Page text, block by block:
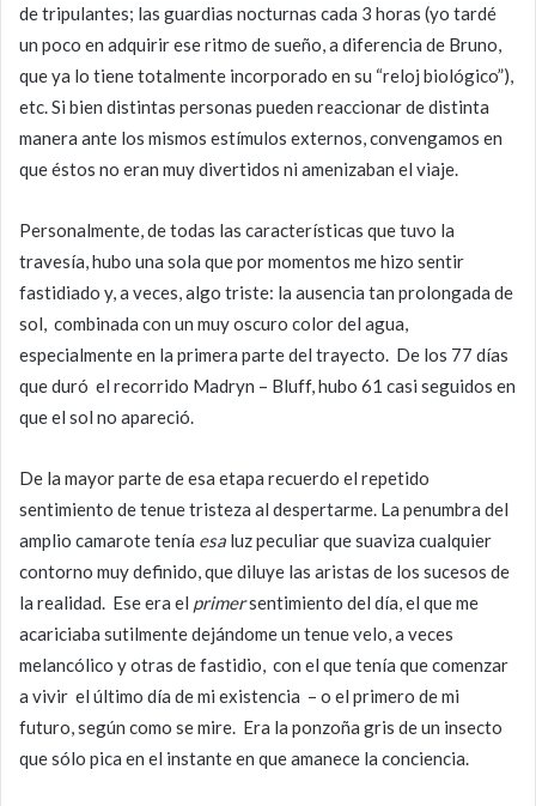
de tripulantes; las guardias nocturnas cada 3 horas (yo tardé
un poco en adquirir ese ritmo de sueño, a diferencia de Bruno,
que ya lo tiene totalmente incorporado en su “reloj biológico”),
etc. Si bien distintas personas pueden reaccionar de distinta
manera ante los mismos estímulos externos, convengamos en
que éstos no eran muy divertidos ni amenizaban el viaje.
Personalmente, de todas las características que tuvo la
travesía, hubo una sola que por momentos me hizo sentir
fastidiado y, a veces, algo triste: la ausencia tan prolongada de
sol, combinada con un muy oscuro color del agua,
especialmente en la primera parte del trayecto. De los 77 días
que duró el recorrido Madryn – Bluff, hubo 61 casi seguidos en
que el sol no apareció.
De la mayor parte de esa etapa recuerdo el repetido
sentimiento de tenue tristeza al despertarme. La penumbra del
amplio camarote tenía esa luz peculiar que suaviza cualquier
contorno muy definido, que diluye las aristas de los sucesos de
la realidad. Ese era el primersentimiento del día, el que me
acariciaba sutilmente dejándome un tenue velo, a veces
melancólico y otras de fastidio, con el que tenía que comenzar
a vivir el último día de mi existencia – o el primero de mi
futuro, según como se mire. Era la ponzoña gris de un insecto
que sólo pica en el instante en que amanece la conciencia.